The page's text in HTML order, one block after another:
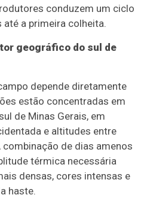
conduzem um ciclo
até a primeira colheita.
geográfico do sul de
depende diretamente
estão concentradas em
de Minas Gerais, em
e altitudes entre
de dias amenos
térmica necessária
densas, cores intensas e
haste.